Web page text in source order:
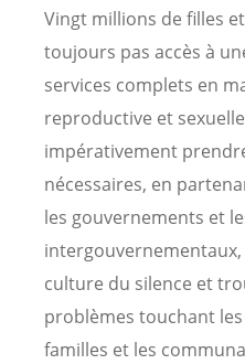
Vingt millions de filles
toujours pas accès à
services complets en
reproductive et
impérativement
nécessaires, en
les gouvernements et
culture du silence et
problèmes touchant
familles et les